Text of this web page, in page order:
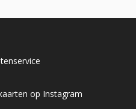
op Instagram